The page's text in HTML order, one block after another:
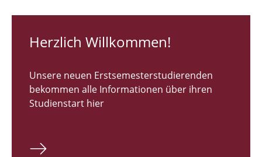
RUNDGANG 26
Bachelor Architektur
Master Architektur
Herzlich Willkommen!
Unsere neuen Erstsemesterstudierenden
bekommen alle Informationen über ihren
Studienstart hier